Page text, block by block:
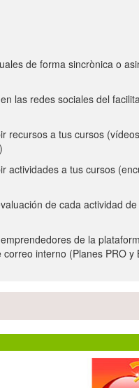
de forma sincrònica o
las redes sociales del
recursos a tus cursos
actividades a tus cursos
de cada actividad
de la
interno (Planes PRO y